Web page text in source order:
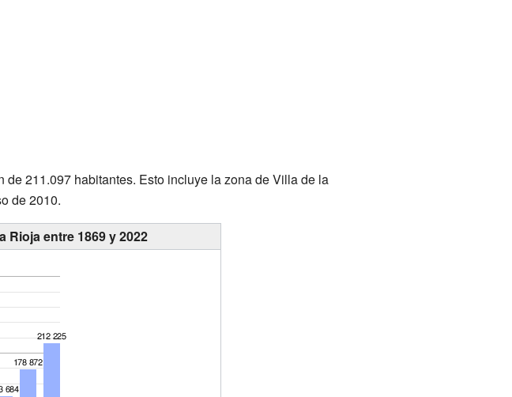
211.097 habitantes. Esto incluye la zona de Villa de la
de 2010.
entre 1869 y 2022